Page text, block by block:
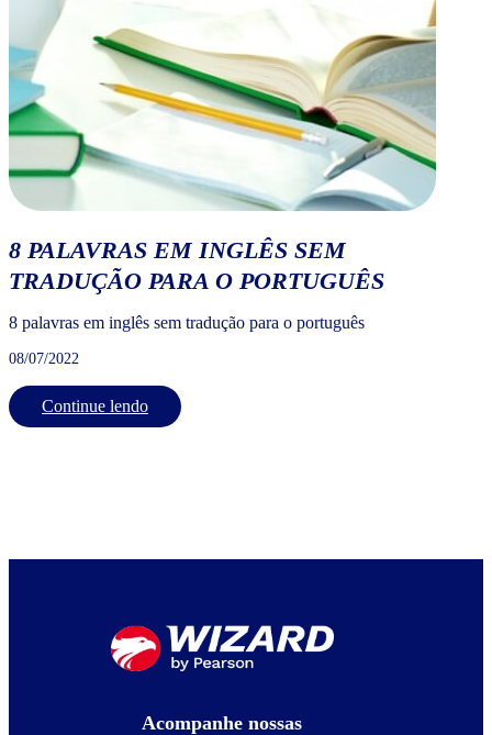
8 PALAVRAS EM INGLÊS SEM
TRADUÇÃO PARA O PORTUGUÊS
8 palavras em inglês sem tradução para o português
08/07/2022
Continue lendo
Acompanhe nossas